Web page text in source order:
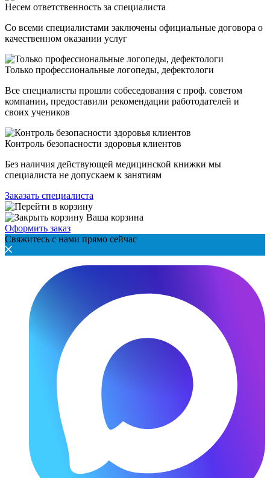
Несем ответственность за специалиста
Со всеми специалистами заключены официальные договора о
качественном оказании услуг
Только профессиональные логопеды, дефектологи
Все специалисты прошли собеседования с проф. советом
компании, предоставили рекомендации работодателей и
своих учеников
Контроль безопасности здоровья клиентов
Без наличия действующей медицинской книжки мы
специалиста не допускаем к занятиям
Заказать специалиста
Ваша корзина
Оформить заказ
Свяжитесь с нами прямо сейчас